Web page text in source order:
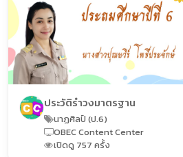
ประวัติรำวงมาตรฐาน
นาฏศิลป์ (ป.6)
OBEC Content Center
เปิดดู 757 ครั้ง